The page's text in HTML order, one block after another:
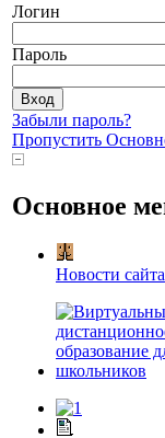
Логин
Пароль
Забыли пароль?
Пропустить
Основное
Новости сайта